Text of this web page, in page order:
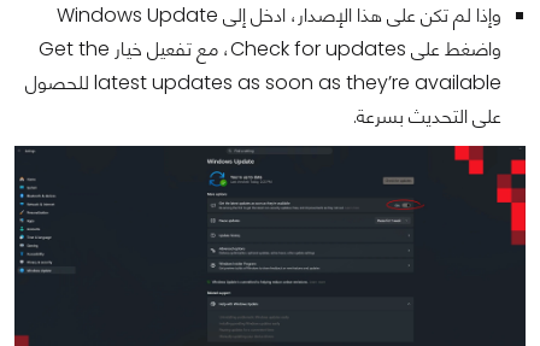
وإذا لم تكن على هذا الإصدار، ادخل إلى Windows Update
واضغط على Check for updates، مع تفعيل خيار Get the
latest updates as soon as they’re available للحصول
على التحديث بسرعة.